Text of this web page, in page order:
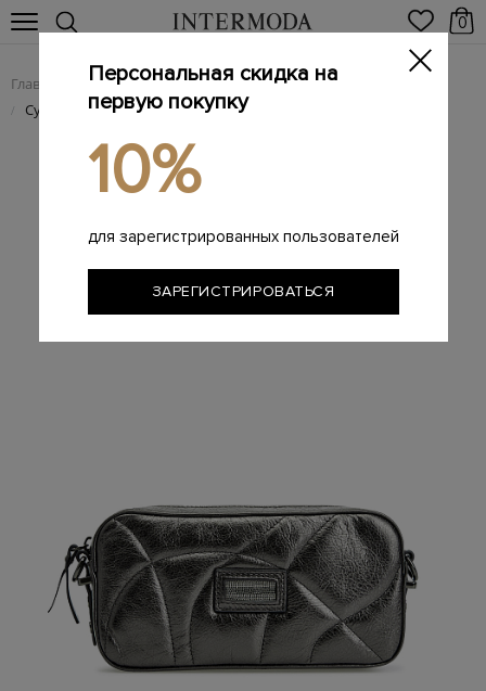
0
Главная Женщинам / Женские сумки из натуральной кожи
/ Сумка-crossbody из кожи с металлизированным напылением
Персональная скидка на
первую покупку
10%
для зарегистрированных пользователей
ЗАРЕГИСТРИРОВАТЬСЯ